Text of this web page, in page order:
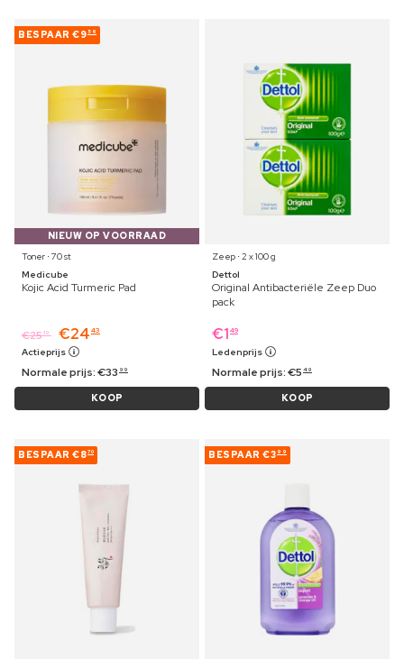
BESPAAR €9 56
NIEUW OP VOORRAAD
Toner ⋅ 70 st
Medicube
Kojic Acid Turmeric Pad
€2519 €24 43
Actieprijs
Normale prijs:€33 99
KOOP
Zeep ⋅ 2 x 100 g
Dettol
Original Antibacteriële Zeep Duo
pack
€1 49
Ledenprijs
Normale prijs:€5 49
KOOP
BESPAAR €870 BESPAAR €3 99